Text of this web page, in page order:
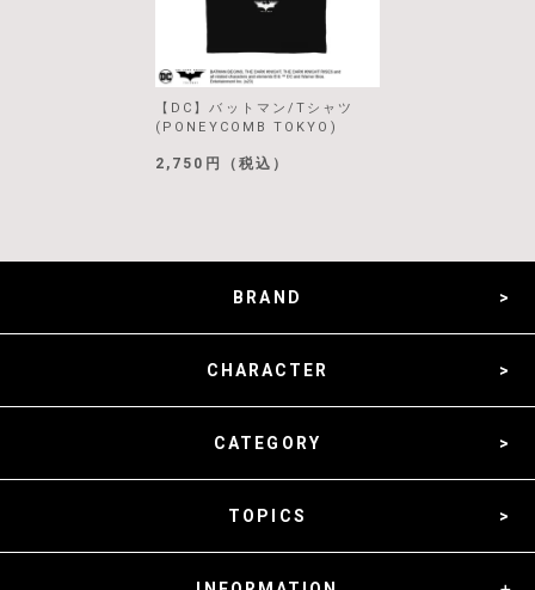
【DC】バットマン/Tシャツ
(PONEYCOMB TOKYO)
2,750円（税込）
BRAND
CHARACTER
CATEGORY
TOPICS